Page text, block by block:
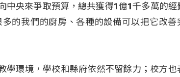
中央來爭取預算，總共獲得1億1千多萬的經
的我們的廚房、各種的設備可以把它改善
學環境，學校和縣府依然不留餘力；校方也